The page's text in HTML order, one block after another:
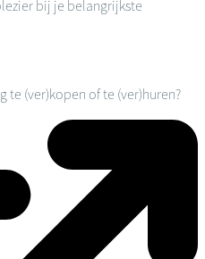
bij je belangrijkste
te (ver)kopen of te (ver)huren?